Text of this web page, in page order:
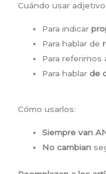
Cuándo usar
Para indicar
Para hablar de
Para referirnos
Para hablarde
Cómo usarlos:
Siempre van
No cambian